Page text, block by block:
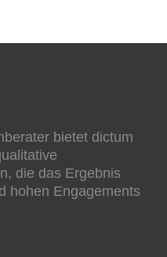
bietet dictum
die das Ergebnis
hohen Engagements